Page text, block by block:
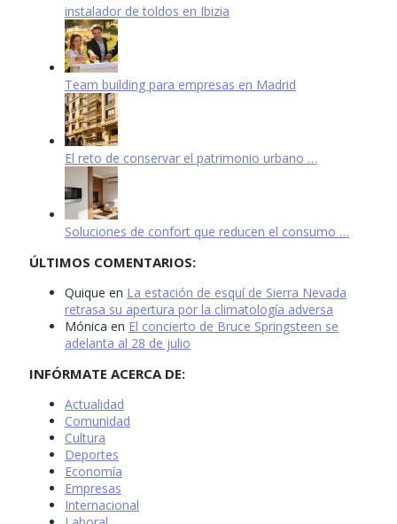
instalador de toldos en Ibizia
Team building para empresas en Madrid
El reto de conservar el patrimonio urbano …
Soluciones de confort que reducen el consumo …
ÚLTIMOS COMENTARIOS:
Quique en La estación de esquí de Sierra Nevada
retrasa su apertura por la climatología adversa
Mónica en El concierto de Bruce Springsteen se
adelanta al 28 de julio
INFÓRMATE ACERCA DE:
Actualidad
Comunidad
Cultura
Deportes
Economía
Empresas
Internacional